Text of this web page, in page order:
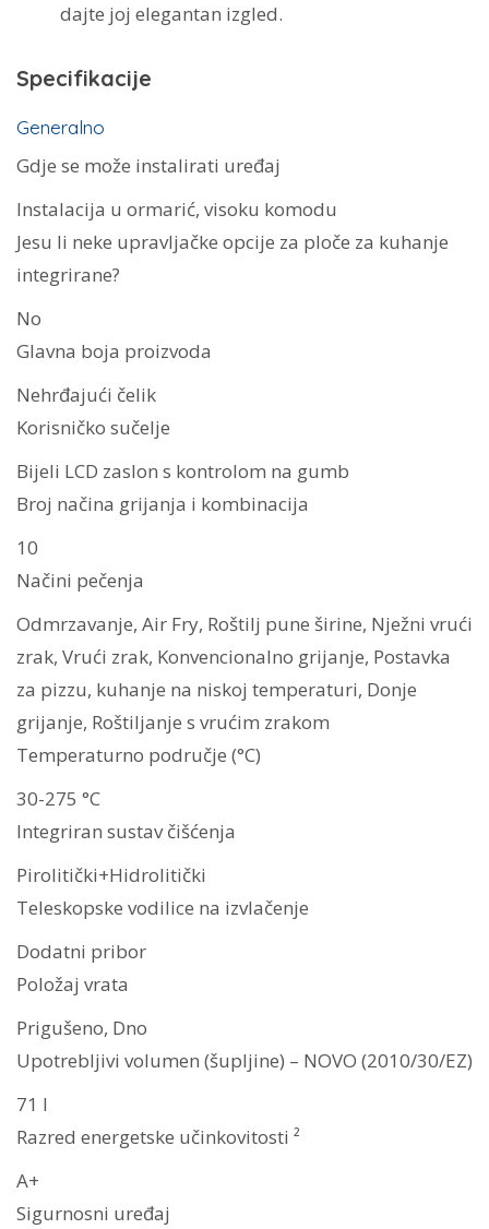
dajte joj elegantan izgled.
Specifikacije
Generalno
Gdje se može instalirati uređaj
Instalacija u ormarić, visoku komodu
Jesu li neke upravljačke opcije za ploče za kuhanje
integrirane?
No
Glavna boja proizvoda
Nehrđajući čelik
Korisničko sučelje
Bijeli LCD zaslon s kontrolom na gumb
Broj načina grijanja i kombinacija
10
Načini pečenja
Odmrzavanje, Air Fry, Roštilj pune širine, Nježni vrući
zrak, Vrući zrak, Konvencionalno grijanje, Postavka
za pizzu, kuhanje na niskoj temperaturi, Donje
grijanje, Roštiljanje s vrućim zrakom
Temperaturno područje (°C)
30-275 °C
Integriran sustav čišćenja
Pirolitički+Hidrolitički
Teleskopske vodilice na izvlačenje
Dodatni pribor
Položaj vrata
Prigušeno, Dno
Upotrebljivi volumen (šupljine) – NOVO (2010/30/EZ)
71 l
Razred energetske učinkovitosti ²
A+
Sigurnosni uređaj